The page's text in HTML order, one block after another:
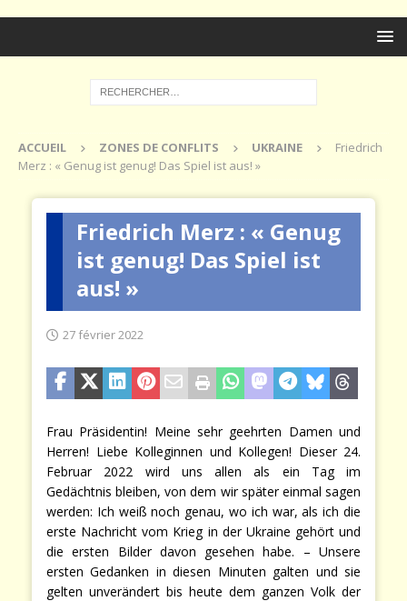
ACCUEIL ZONES DE CONFLITS UKRAINE
Friedrich
Merz : « Genug ist genug! Das Spiel ist aus! »
Friedrich Merz : « Genug
ist genug! Das Spiel ist
aus! »
27 février 2022
Frau Präsidentin! Meine sehr geehrten Damen und
Herren! Liebe Kolleginnen und Kollegen! Dieser 24.
Februar 2022 wird uns allen als ein Tag im
Gedächtnis bleiben, von dem wir später einmal sagen
werden: Ich weiß noch genau, wo ich war, als ich die
erste Nachricht vom Krieg in der Ukraine gehört und
die ersten Bilder davon gesehen habe. – Unsere
ersten Gedanken in diesen Minuten galten und sie
gelten unverändert bis heute dem ganzen Volk der